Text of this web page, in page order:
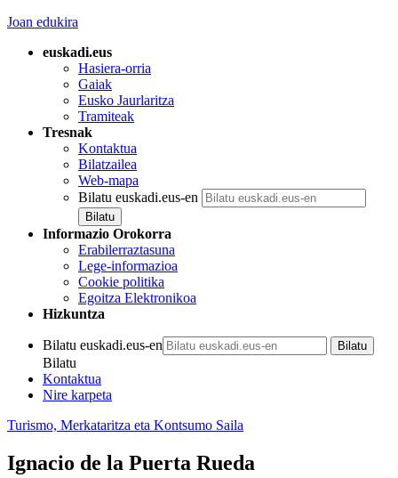
Joan edukira
euskadi.eus
Hasiera-orria
Gaiak
Eusko Jaurlaritza
Tramiteak
Tresnak
Kontaktua
Bilatzailea
Web-mapa
Bilatu euskadi.eus-en
Informazio Orokorra
Erabilerraztasuna
Lege-informazioa
Cookie politika
Egoitza Elektronikoa
Hizkuntza
Bilatu euskadi.eus-en
Bilatu
Kontaktua
Nire karpeta
Turismo, Merkataritza eta Kontsumo Saila
Ignacio de la Puerta Rueda